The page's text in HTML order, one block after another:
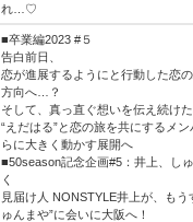
れ…♡
■卒業編2023 #５
告白前日、
恋が進展するようにと行動した恋
方向へ…？
そして、真っ直ぐ想いを伝え続けた
“えだはる”と恋の旅を共にするメ
らに大きく動かす展開へ
■50season記念企画#5：井上、し
く
見届け人 NONSTYLE井上が、もう
ゅんまや”に会いに大阪へ！